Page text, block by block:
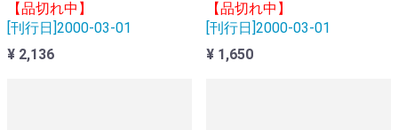
【品切れ中】
[刊行日]2000-03-01
¥ 2,136
【品切れ中】
[刊行日]2000-03-01
¥ 1,650